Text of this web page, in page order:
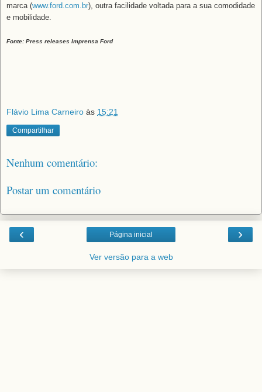
marca (www.ford.com.br), outra facilidade voltada para a sua comodidade
e mobilidade.
Fonte: Press releases Imprensa Ford
Flávio Lima Carneiro às 15:21
Compartilhar
Nenhum comentário:
Postar um comentário
‹ ›
Página inicial
Ver versão para a web